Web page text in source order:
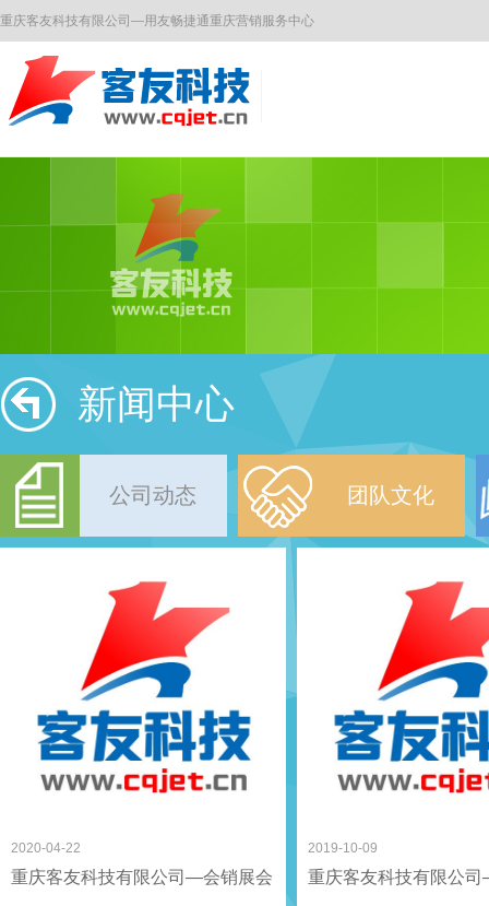
重庆客友科技有限公司—用友畅捷通重庆营销服务中心
新闻中心
公司动态 团队文化
2020-04-22
重庆客友科技有限公司—会销展会
2019-10-09
重庆客友科技有限公